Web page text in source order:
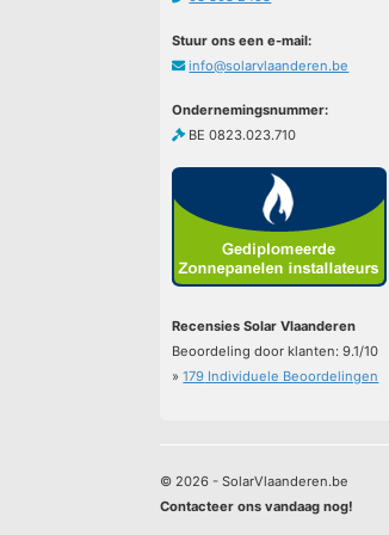
Stuur ons een e-mail:
info@solarvlaanderen.be
Ondernemingsnummer:
BE 0823.023.710
Recensies Solar Vlaanderen
Beoordeling door klanten:9.1/10
»179 Individuele Beoordelingen
© 2026 - SolarVlaanderen.be
Contacteer ons vandaag nog!